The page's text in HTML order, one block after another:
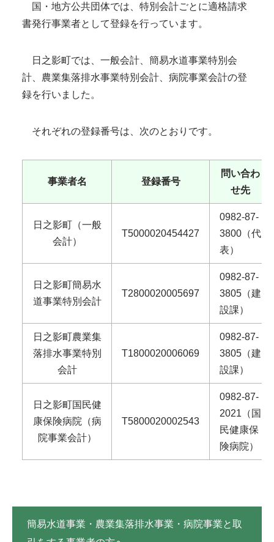
国・地方公共団体では、特別会計ごとに適格請求
書発行事業者として登録を行っています。
日之影町では、一般会計、簡易水道事業特別会
計、農業集落排水事業特別会計、病院事業会計の登
録を行いました。
それぞれの登録番号は、次のとおりです。
事業者名 登録番号
問い合わ
せ先
日之影町（一般
会計）
T5000020454427
0982-87-
3800（代
表）
日之影町簡易水
道事業特別会計
T2800020005697
0982-87-
3805（建
設課）
日之影町農業集
落排水事業特別
会計
T1800020006069
0982-87-
3805（建
設課）
日之影町国民健
康保険病院（病
院事業会計）
T5800020002543
0982-87-
2021（国
民健康保
険病院）
簡易水道事業・農業集落排水事業・病院事業と取